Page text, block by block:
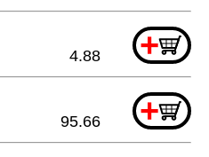
+
4.88
+
95.66